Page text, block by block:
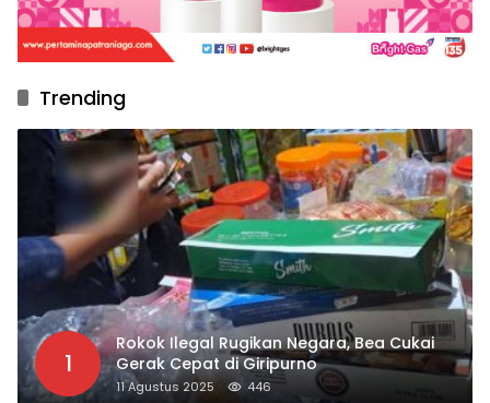
Trending
1
Rokok Ilegal Rugikan Negara, Bea Cukai
Gerak Cepat di Giripurno
11 Agustus 2025 446